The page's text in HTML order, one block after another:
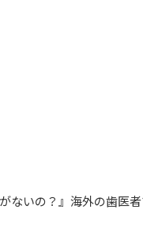
ないの？』海外の歯医